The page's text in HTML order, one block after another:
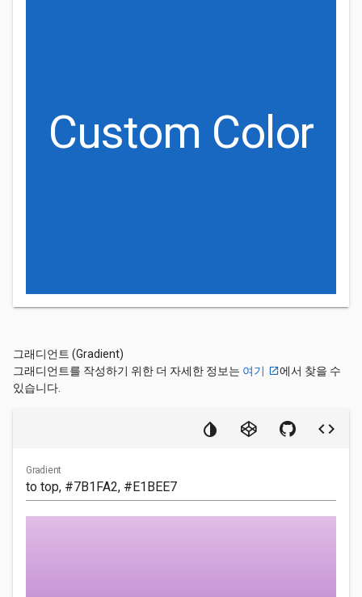
Custom Color
그래디언트 (Gradient)
그래디언트를 작성하기 위한 더 자세한 정보는 여기
에서 찾을 수
있습니다.
Gradient